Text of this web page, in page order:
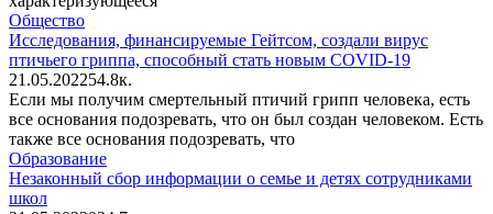
Общество
Исследования, финансируемые Гейтсом, создали вирус
птичьего гриппа, способный стать новым COVID-19
21.05.202254.8к.
Если мы получим смертельный птичий грипп человека, есть
все основания подозревать, что он был создан человеком. Есть
также все основания подозревать, что
Образование
Незаконный сбор информации о семье и детях сотрудниками
школ